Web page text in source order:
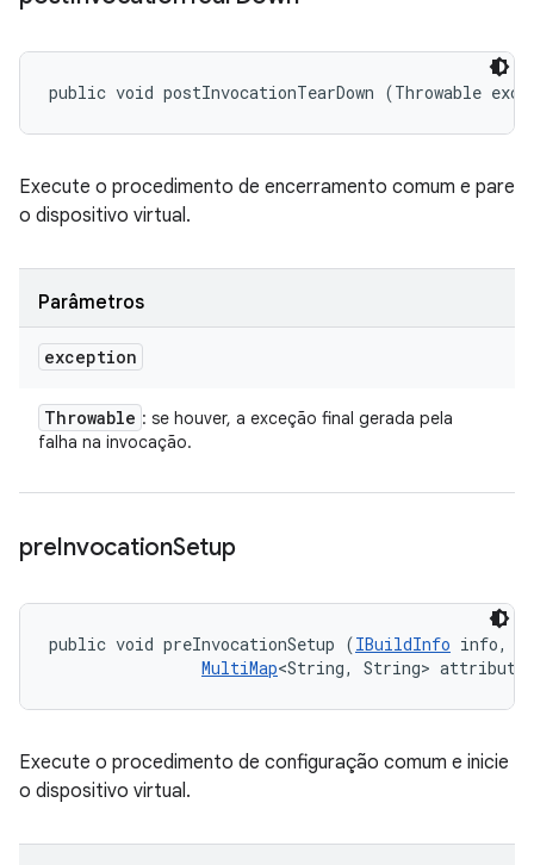
public void postInvocationTearDown (Throwable
Execute o procedimento de encerramento comum e pare
o dispositivo virtual.
Parâmetros
exception
Throwable : se houver, a exceção final gerada pela
falha na invocação.
preInvocationSetup
public void preInvocationSetup (IBuildInfo info,
MultiMap<String, String>
Execute o procedimento de configuração comum e inicie
o dispositivo virtual.